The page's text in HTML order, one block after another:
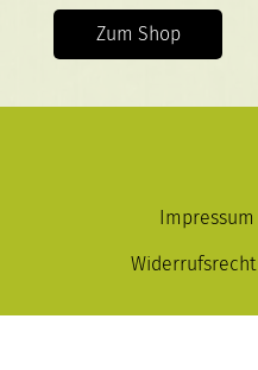
Zum Shop
Impressum
Widerrufsrecht